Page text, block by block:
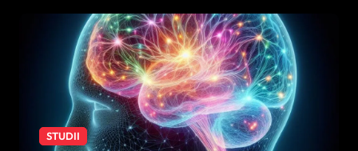
dinainte de naștere
STUDII